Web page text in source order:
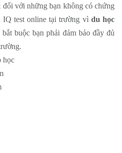
với những bạn không có chứng
test online tại trường vì du học
bắt buộc bạn phải đảm bảo đầy đủ
học